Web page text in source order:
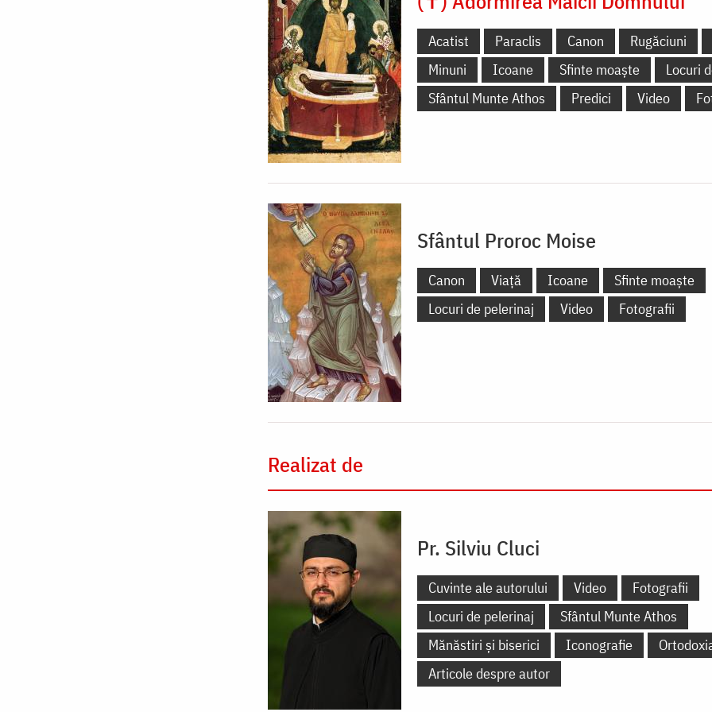
Acatist Paraclis Canon Rugăciuni
Minuni
Icoane Sfinte moaște
Locuri
Sfântul Munte Athos
Predici Video
Sfântul Proroc Moise
Canon Viață Icoane
Sfinte moaște
Locuri de pelerinaj
Video Fotografii
Realizat de
Pr. Silviu Cluci
Cuvinte ale autorului Video
Fotografii
Locuri de pelerinaj
Sfântul Munte Athos
Mănăstiri și biserici
Iconografie
Articole despre autor